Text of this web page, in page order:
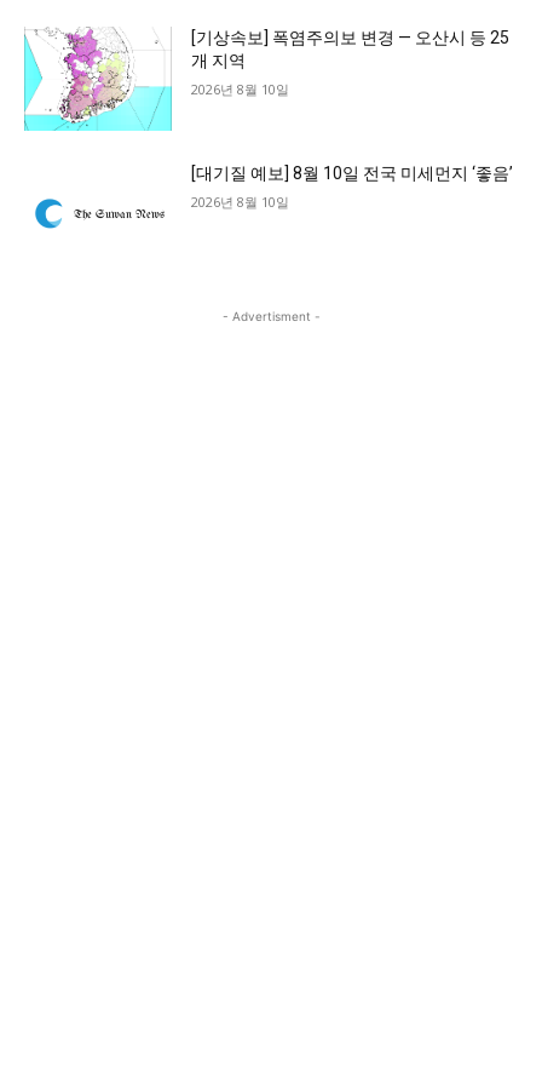
[기상속보] 폭염주의보 변경 — 오산시 등 25
개 지역
2026년 8월 10일
[대기질 예보] 8월 10일 전국 미세먼지 ‘좋음’
2026년 8월 10일
- Advertisment -